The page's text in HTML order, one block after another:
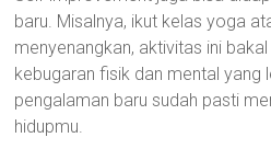
baru. Misalnya, ikut kelas yoga
menyenangkan, aktivitas ini
kebugaran fisik dan mental yang
pengalaman baru sudah pasti
hidupmu.